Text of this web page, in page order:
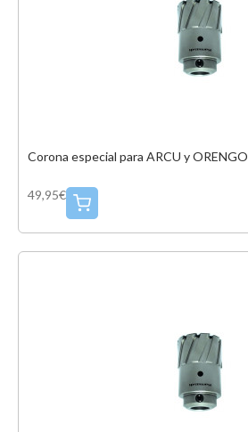
Corona especial para ARCU y ORENGO
49,95€